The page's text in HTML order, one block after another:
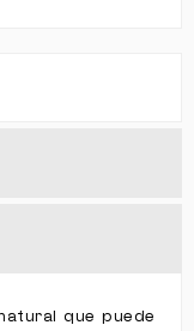
que puede